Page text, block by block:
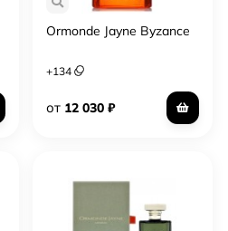
Ormonde Jayne Byzance
+134
от 12 030 ₽